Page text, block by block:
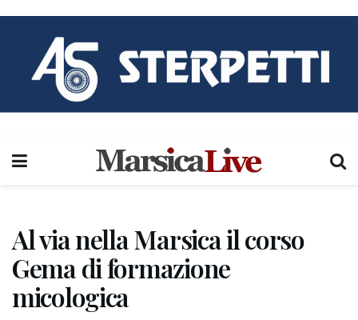
Al via nella Marsica il corso
Gema di formazione
micologica